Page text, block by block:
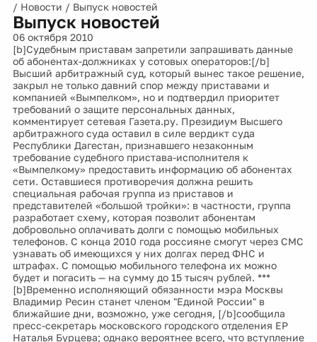
/ Новости / Выпуск новостей
Выпуск новостей
06 октября 2010
[b]Судебным приставам запретили запрашивать данные
об абонентах-должниках у сотовых операторов:[/b]
Высший арбитражный суд, который вынес такое решение,
закрыл не только давний спор между приставами и
компанией «Вымпелком», но и подтвердил приоритет
требований о защите персональных данных,
комментирует сетевая Газета.ру. Президиум Высшего
арбитражного суда оставил в силе вердикт суда
Республики Дагестан, признавшего незаконным
требование судебного пристава-исполнителя к
«Вымпелкому» предоставить информацию об абонентах
сети. Оставшиеся противоречия должна решить
специальная рабочая группа из приставов и
представителей «большой тройки»: в частности, группа
разработает схему, которая позволит абонентам
добровольно оплачивать долги с помощью мобильных
телефонов. С конца 2010 года россияне смогут через СМС
узнавать об имеющихся у них долгах перед ФНС и
штрафах. С помощью мобильного телефона их можно
будет и погасить — на сумму до 15 тысяч рублей. ***
[b]Временно исполняющий обязанности мэра Москвы
Владимир Ресин станет членом "Единой России" в
ближайшие дни, возможно, уже сегодня, [/b]сообщила
пресс-секретарь московского городского отделения ЕР
Наталья Бурцева; однако вероятнее всего, что вступление